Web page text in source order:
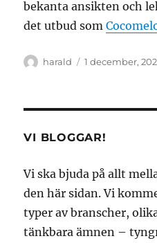
bekanta ansikten och
det utbud som
Författare
harald
Publicerat
1 december,
VI BLOGGAR!
Vi ska bjuda på allt
den här sidan. Vi
typer av branscher,
tänkbara ämnen –